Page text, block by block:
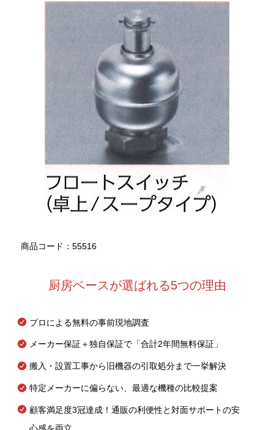
商品コード：55516
厨房ベースが選ばれる5つの理由
プロによる無料の事前現地調査
メーカー保証＋独自保証で「合計2年間無料保証」
搬入・設置工事から旧機器の引取処分まで一挙解決
特定メーカーに偏らない、最適な機種の比較提案
顧客満足度3冠達成！通販の利便性と対面サポートの安
心感を両立